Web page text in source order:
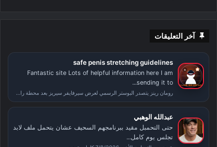
آخر التعليقات
safe penis stretching guidelines
Fantastic site Lots of helpful information here I am
sending it to...
رومان رينز يتصدر البوستر الرسمي لعرض سيرفايفر سيريز بعد محطة راسلمينيا
عبدالله الوهبي
حتى التحمبل مقيد ببرنامجهم السحيف عشان يتحمل ملف لابد
تجلس يوم كامل...